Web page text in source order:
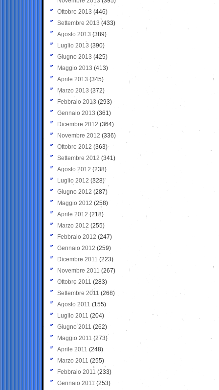
Ottobre 2013 (446)
Settembre 2013 (433)
Agosto 2013 (389)
Luglio 2013 (390)
Giugno 2013 (425)
Maggio 2013 (413)
Aprile 2013 (345)
Marzo 2013 (372)
Febbraio 2013 (293)
Gennaio 2013 (361)
Dicembre 2012 (364)
Novembre 2012 (336)
Ottobre 2012 (363)
Settembre 2012 (341)
Agosto 2012 (238)
Luglio 2012 (328)
Giugno 2012 (287)
Maggio 2012 (258)
Aprile 2012 (218)
Marzo 2012 (255)
Febbraio 2012 (247)
Gennaio 2012 (259)
Dicembre 2011 (223)
Novembre 2011 (267)
Ottobre 2011 (283)
Settembre 2011 (268)
Agosto 2011 (155)
Luglio 2011 (204)
Giugno 2011 (262)
Maggio 2011 (273)
Aprile 2011 (248)
Marzo 2011 (255)
Febbraio 2011 (233)
Gennaio 2011 (253)